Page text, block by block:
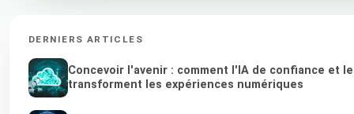
DERNIERS ARTICLES
Concevoir l'avenir : comment l'IA de confiance et
transforment les expériences numériques